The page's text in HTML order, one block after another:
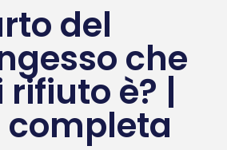
del
che
è? |
completa